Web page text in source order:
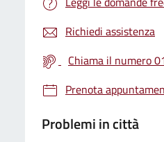
Richiedi assistenza
Chiama il numero
Prenota
Problemi in città